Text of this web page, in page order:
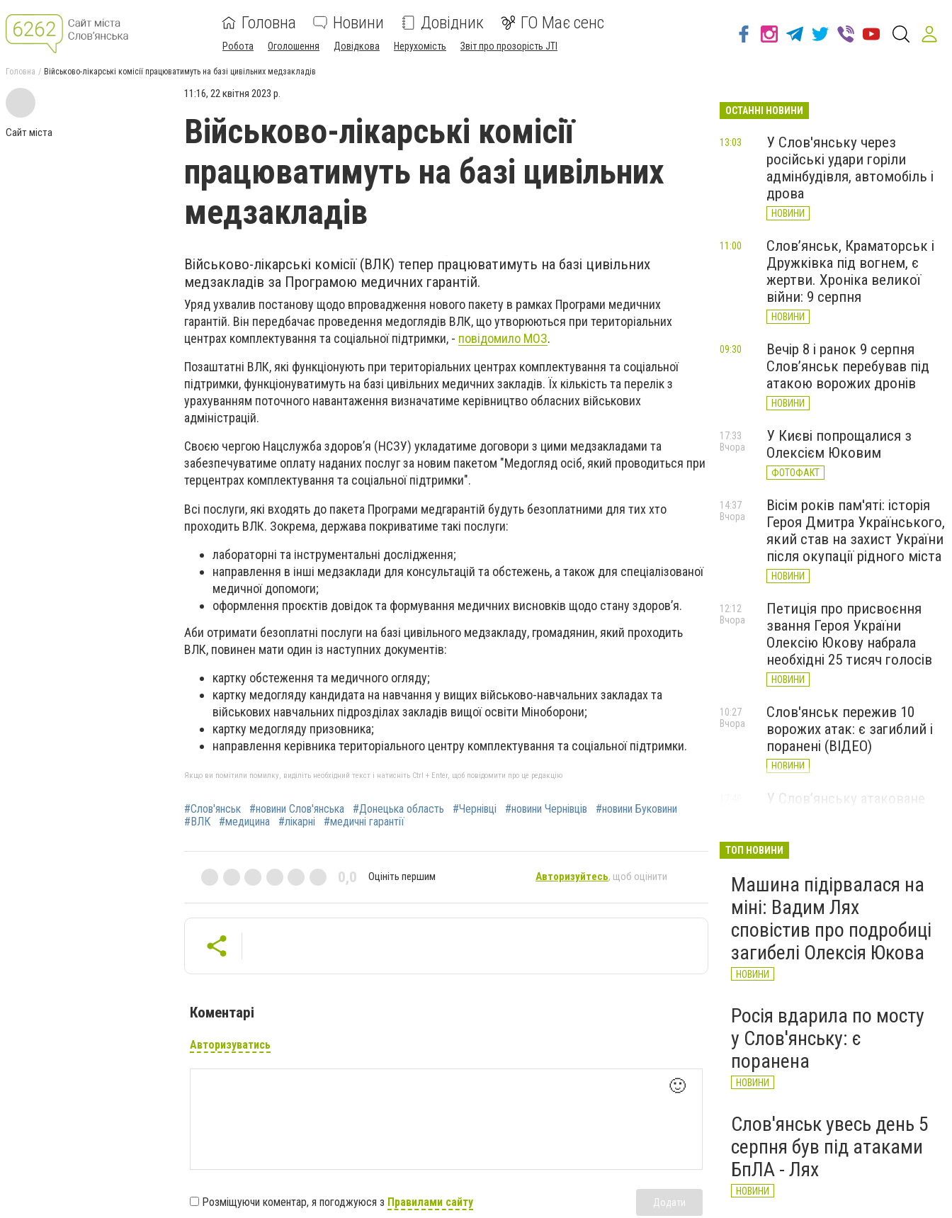
Головна Новини Довідник ГО Має сенс
Робота Оголошення Довідкова Нерухомість Звіт про прозорість JTI
Головна Військово-лікарські комісії працюватимуть на базі цивільних медзакладів
Сайт міста
11:16, 22 квітня 2023 р.
Військово-лікарські комісії
працюватимуть на базі цивільних
медзакладів
Військово-лікарські комісії (ВЛК) тепер працюватимуть на базі цивільних
медзакладів за Програмою медичних гарантій.
Уряд ухвалив постанову щодо впровадження нового пакету в рамках Програми медичних
гарантій. Він передбачає проведення медоглядів ВЛК, що утворюються при територіальних
центрах комплектування та соціальної підтримки, - повідомило МОЗ.
Позаштатні ВЛК, які функціонують при територіальних центрах комплектування та соціальної
підтримки, функціонуватимуть на базі цивільних медичних закладів. Їх кількість та перелік з
урахуванням поточного навантаження визначатиме керівництво обласних військових
адміністрацій.
Своєю чергою Нацслужба здоровʼя (НСЗУ) укладатиме договори з цими медзакладами та
забезпечуватиме оплату наданих послуг за новим пакетом "Медогляд осіб, який проводиться при
терцентрах комплектування та соціальної підтримки".
Всі послуги, які входять до пакета Програми медгарантій будуть безоплатними для тих хто
проходить ВЛК. Зокрема, держава покриватиме такі послуги:
лабораторні та інструментальні дослідження;
направлення в інші медзаклади для консультацій та обстежень, а також для спеціалізованої
медичної допомоги;
оформлення проєктів довідок та формування медичних висновків щодо стану здоров’я.
Аби отримати безоплатні послуги на базі цивільного медзакладу, громадянин, який проходить
ВЛК, повинен мати один із наступних документів:
картку обстеження та медичного огляду;
картку медогляду кандидата на навчання у вищих військово-навчальних закладах та
військових навчальних підрозділах закладів вищої освіти Міноборони;
картку медогляду призовника;
направлення керівника територіального центру комплектування та соціальної підтримки.
Якщо ви помітили помилку, виділіть необхідний текст і натисніть Ctrl + Enter, щоб повідомити про це редакцію
#Слов'янськ #новини Слов'янська #Донецька область #Чернівці #новини Чернівців
#новини Буковини
#ВЛК
#медицина #лікарні #медичні гарантії
0,0 Оцініть першим Авторизуйтесь, щоб оцінити
Коментарі
Авторизуватись
🙂
Розміщуючи коментар, я погоджуюся з Правилами сайту Додати
ОСТАННІ НОВИНИ
У Слов'янську через
російські удари горіли
адмінбудівля, автомобіль і
дрова
НОВИНИ
13:03
Слов’янськ, Краматорськ і
Дружківка під вогнем, є
жертви. Хроніка великої
війни: 9 серпня
НОВИНИ
11:00
Вечір 8 і ранок 9 серпня
Слов’янськ перебував під
атакою ворожих дронів
НОВИНИ
09:30
У Києві попрощалися з
Олексієм Юковим
ФОТОФАКТ
17:33
Вчора
Вісім років пам'яті: історія
Героя Дмитра Українського,
який став на захист України
після окупації рідного міста
НОВИНИ
14:37
Вчора
Петиція про присвоєння
звання Героя України
Олексію Юкову набрала
необхідні 25 тисяч голосів
НОВИНИ
12:12
Вчора
Слов'янськ пережив 10
ворожих атак: є загиблий і
поранені (ВІДЕО)
НОВИНИ
10:27
Вчора
У Слов’янську атаковане
НОВИНИ
ТОП НОВИНИ
Машина підірвалася на
міні: Вадим Лях
сповістив про подробиці
загибелі Олексія Юкова
НОВИНИ
Росія вдарила по мосту
у Слов'янську: є
поранена
НОВИНИ
Слов'янськ увесь день 5
серпня був під атаками
БпЛА - Лях
НОВИНИ